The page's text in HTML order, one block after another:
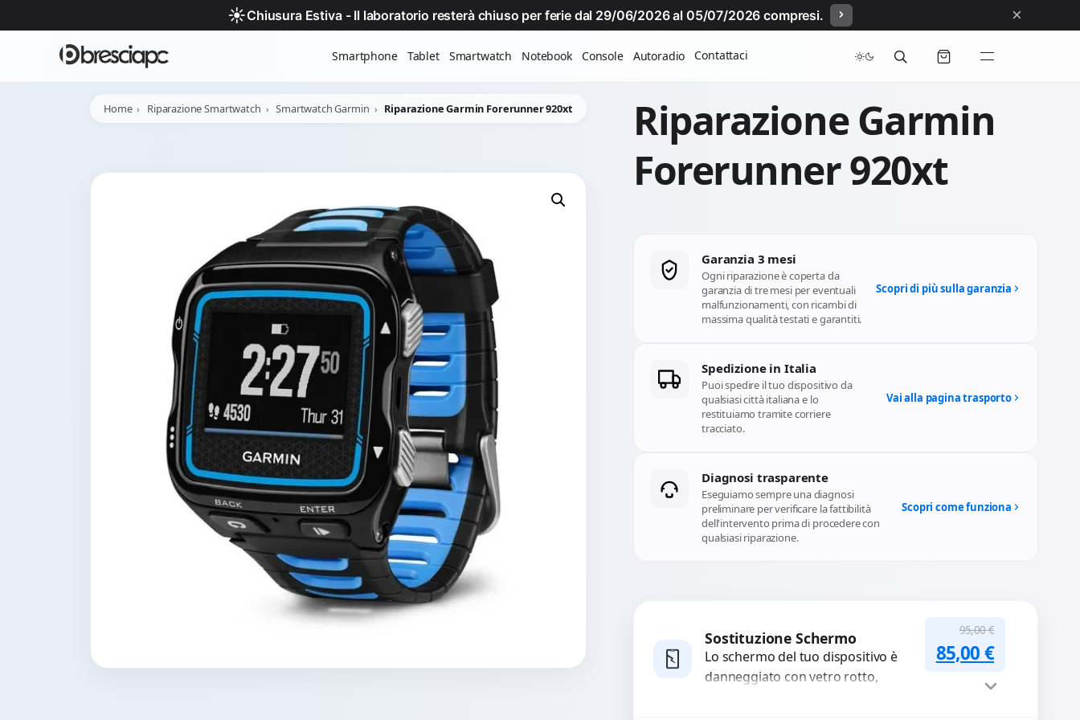
☀️Chiusura Estiva - Il laboratorio resterà chiuso per ferie dal 29/06/2026 al 05/07/2026 compresi. ×
Smartphone Tablet Smartwatch Notebook Console Autoradio Contattaci
Home Riparazione Smartwatch Smartwatch Garmin Riparazione Garmin Forerunner 920xt
Riparazione Garmin
Forerunner 920xt
Garanzia 3 mesi
Ogni riparazione è coperta da
garanzia di tre mesi per eventuali
malfunzionamenti, con ricambi di
massima qualità testati e garantiti.
Scopri di più sulla garanzia
Spedizione in Italia
Puoi spedire il tuo dispositivo da
qualsiasi città italiana e lo
restituiamo tramite corriere
tracciato.
Vai alla pagina trasporto
Diagnosi trasparente
Eseguiamo sempre una diagnosi
preliminare per verificare la fattibilità
dell'intervento prima di procedere con
qualsiasi riparazione.
Scopri come funziona
Sostituzione Schermo
Lo schermo del tuo dispositivo è
danneggiato con vetro rotto,
95,00€
Il prezzo
85,00€Il prezzo